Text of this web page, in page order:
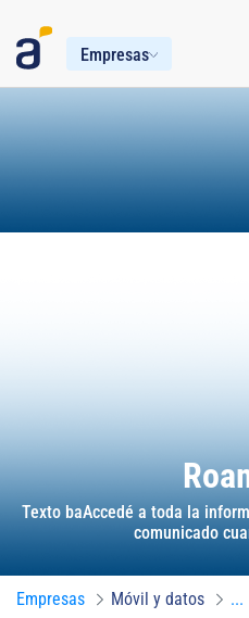
Empresas
Texto baAccedé a toda la
comunicado
Empresas Móvil y datos ...